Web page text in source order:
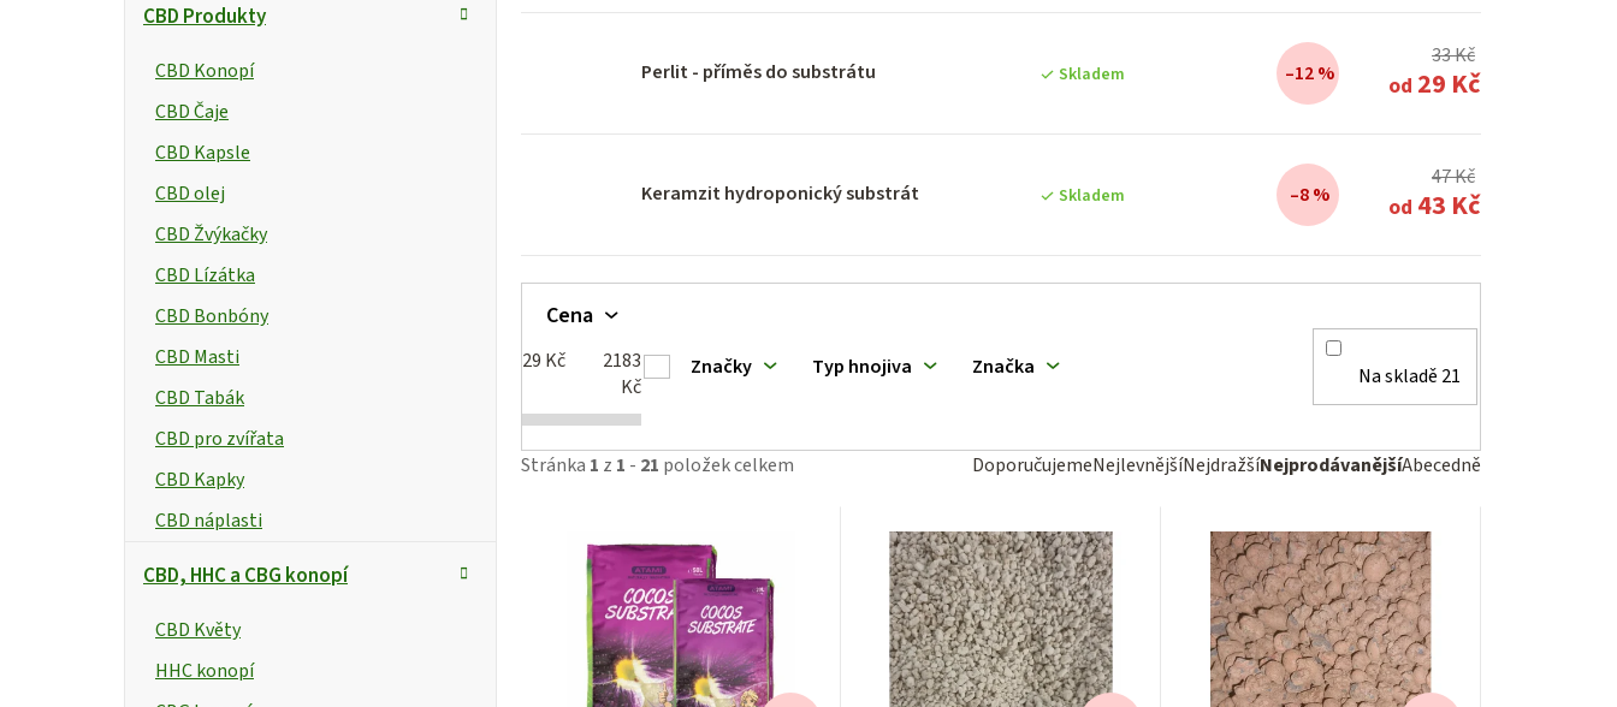
aCBD Produkty
CBD Konopí
CBD Čaje
CBD Kapsle
CBD olej
CBD Žvýkačky
CBD Lízátka
CBD Bonbóny
CBD Masti
CBD Tabák
CBD pro zvířata
CBD Kapky
CBD náplasti
CBD, HHC a CBG konopí
CBD Květy
HHC konopí
Perlit - příměs do substrátu Skladem
33 Kč
–12 % od 29 Kč
Keramzit hydroponický substrát Skladem
47 Kč
–8 % od 43 Kč
Stránka 1 z 1 - 21 položek celkem
Ř
a
z
e
n
DoporučujemeNejlevnějšíNejdražšíNejprodávanějšíAbecedně
Cena
29 Kč
2183
Kč
Na skladě 21
Značky Typ hnojiva Značka
o
k
ů